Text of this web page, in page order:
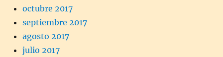
octubre 2017
septiembre 2017
agosto 2017
julio 2017